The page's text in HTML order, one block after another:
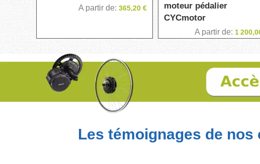
A partir de 365,20 €
moteur pédalier
CYCmotor
A partir de 1
Les témoignages de nos